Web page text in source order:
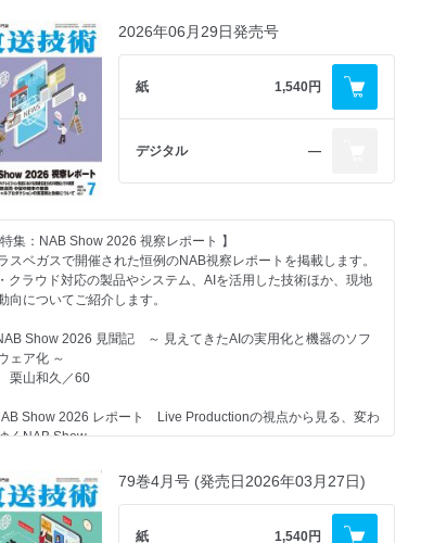
2026年06月29日発売号
紙 1,540円
デジタル ―
特集：NAB Show 2026 視察レポート 】
スベガスで開催された恒例のNAB視察レポートを掲載します。
クラウド対応の製品やシステム、AIを活用した技術ほか、現地
向についてご紹介します。
Show 2026 見聞記 ～ 見えてきたAIの実用化と機器のソフ
ェア化 ～
栗山和久／60
Show 2026 レポート Live Productionの視点から見る、変わ
くNAB Show
ラビア記事 】
79巻4月号 (発売日2026年03月27日)
紙 1,540円